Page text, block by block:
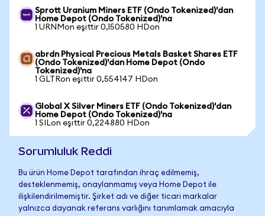
Sprott Uranium Miners ETF (Ondo Tokenized)'dan
Home Depot (Ondo Tokenized)'na
1 URNMon eşittir 0,150580 HDon
abrdn Physical Precious Metals Basket Shares ETF
(Ondo Tokenized)'dan Home Depot (Ondo
Tokenized)'na
1 GLTRon eşittir 0,554147 HDon
Global X Silver Miners ETF (Ondo Tokenized)'dan
Home Depot (Ondo Tokenized)'na
1 SILon eşittir 0,224880 HDon
Sorumluluk Reddi
Bu ürün Home Depot tarafından ihraç edilmemiş,
desteklenmemiş, onaylanmamış veya Home Depot ile
ilişkilendirilmemiştir. Şirket adı ve diğer ticari markalar
yalnızca dayanak referans varlığını tanımlamak amacıyla